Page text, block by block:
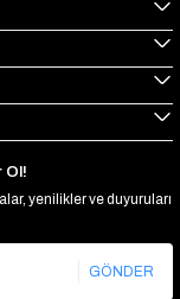
Ol!
yenilikler ve duyuruları
GÖNDER